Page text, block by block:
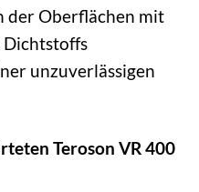
der Oberflächen mit
Dichtstoffs
unzuverlässigen
Teroson VR 400